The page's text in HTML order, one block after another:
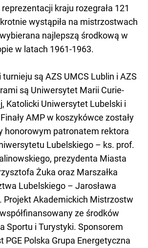
kraju rozegrała 121
wystąpiła na mistrzostwach
wybierana najlepszą środkową w
w latach 1961-1963.
są AZS UMCS Lublin i AZS
są Uniwersytet Marii Curie-
Katolicki Uniwersytet Lubelski i
AMP w koszykówce zostały
honorowym patronatem rektora
Lubelskiego – ks. prof.
prezydenta Miasta
Żuka oraz Marszałka
Lubelskiego – Jarosława
Projekt Akademickich Mistrzostw
ze środków
Sportu i Turystyki. Sponsorem
PGE Polska Grupa Energetyczna